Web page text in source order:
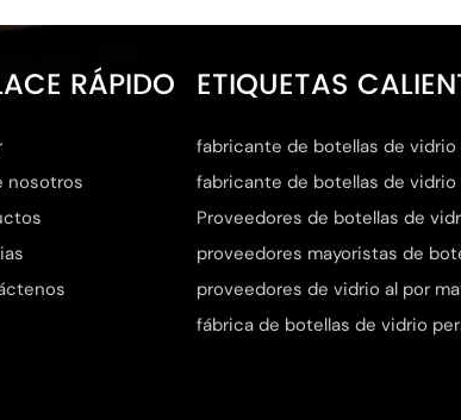
RÁPIDO
nosotros
ETIQUETAS
fabricante de botellas de vidrio
fabricante de botellas de vidrio
Proveedores de botellas de
proveedores mayoristas de
proveedores de vidrio al por
fábrica de botellas de vidrio